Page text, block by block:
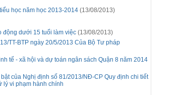
học năm học 2013-2014 (13/08/2013)
động dưới 15 tuổi làm việc (13/08/2013)
TT-BTP ngày 20/5/2013 Của Bộ Tư pháp
tế - xã hội và dự toán ngân sách Quận 8 năm 2014
của Nghị định số 81/2013/NĐ-CP Quy định chi tiết
lý vi phạm hành chính